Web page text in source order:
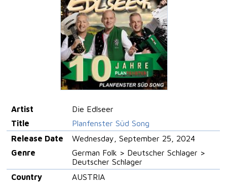
Artist
Die Edlseer
Title
Planfenster Süd Song
Release Date
Wednesday, September 25, 2024
Genre
German Folk > Deutscher Schlager >
Deutscher Schlager
Country
AUSTRIA